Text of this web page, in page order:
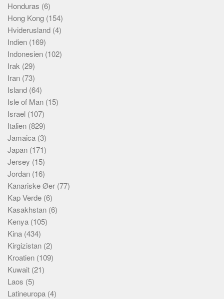
Honduras (6)
Hong Kong (154)
Hviderusland (4)
Indien (169)
Indonesien (102)
Irak (29)
Iran (73)
Island (64)
Isle of Man (15)
Israel (107)
Italien (829)
Jamaica (3)
Japan (171)
Jersey (15)
Jordan (16)
Kanariske Øer (77)
Kap Verde (6)
Kasakhstan (6)
Kenya (105)
Kina (434)
Kirgizistan (2)
Kroatien (109)
Kuwait (21)
Laos (5)
Latineuropa (4)